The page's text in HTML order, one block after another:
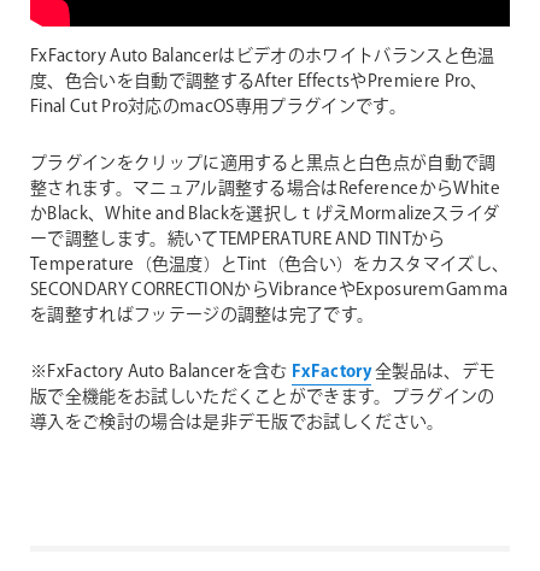
FxFactory Auto Balancerはビデオのホワイトバランスと色温
度、色合いを自動で調整するAfter EffectsやPremiere Pro、
Final Cut Pro対応のmacOS専用プラグインです。
プラグインをクリップに適用すると黒点と白色点が自動で調
整されます。マニュアル調整する場合はReferenceからWhite
かBlack、White and Blackを選択しｔげえMormalizeスライダ
ーで調整します。続いてTEMPERATURE AND TINTから
Temperature（色温度）とTint（色合い）をカスタマイズし、
SECONDARY CORRECTIONからVibranceやExposureｍGamma
を調整すればフッテージの調整は完了です。
※FxFactory Auto Balancerを含む FxFactory全製品は、デモ
版で全機能をお試しいただくことができます。プラグインの
導入をご検討の場合は是非デモ版でお試しください。